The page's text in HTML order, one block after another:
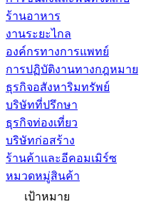
ร้านอาหาร
งานระยะไกล
องค์กรทางการแพทย์
การปฏิบัติงานทางกฎหมาย
ธุรกิจอสังหาริมทรัพย์
บริษัทที่ปรึกษา
ธุรกิจท่องเที่ยว
บริษัทก่อสร้าง
ร้านค้าและอีคอมเมิร์ซ
หมวดหมู่สินค้า
เป้าหมาย